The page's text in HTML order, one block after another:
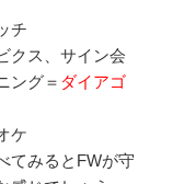
チ
クス、サイン会
ング＝ ダイアゴ
ケ
てみるとFWが守